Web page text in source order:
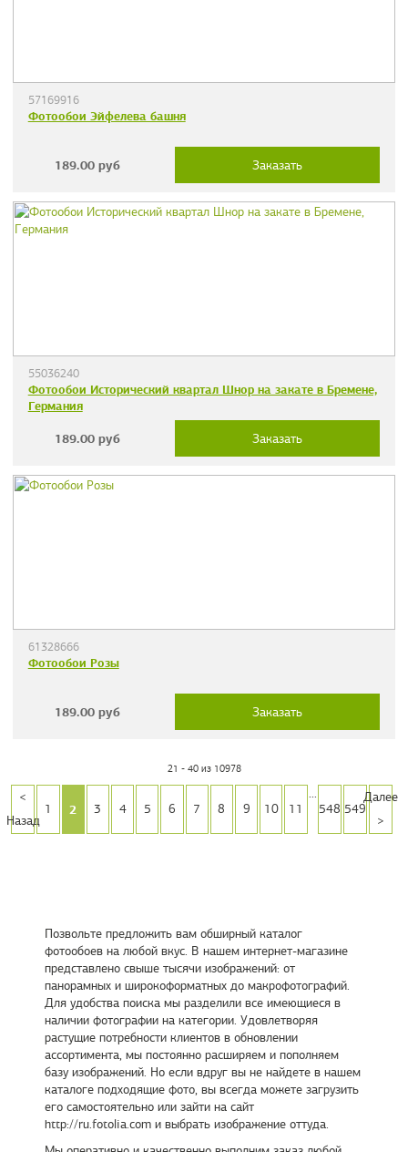
57169916
Фотообои Эйфелева башня
189.00 руб Заказать
55036240
Фотообои Исторический квартал Шнор на закате в Бремене,
Германия
189.00 руб Заказать
61328666
Фотообои Розы
189.00 руб Заказать
21 - 40 из 10978
<
Назад
1 2 3 4 5 6 7 8 9 10 11
...
548 549
Далее
>
Позвольте предложить вам обширный каталог
фотообоев на любой вкус. В нашем интернет-магазине
представлено свыше тысячи изображений: от
панорамных и широкоформатных до макрофотографий.
Для удобства поиска мы разделили все имеющиеся в
наличии фотографии на категории. Удовлетворяя
растущие потребности клиентов в обновлении
ассортимента, мы постоянно расширяем и пополняем
базу изображений. Но если вдруг вы не найдете в нашем
каталоге подходящие фото, вы всегда можете загрузить
его самостоятельно или зайти на сайт
http://ru.fotolia.com и выбрать изображение оттуда.